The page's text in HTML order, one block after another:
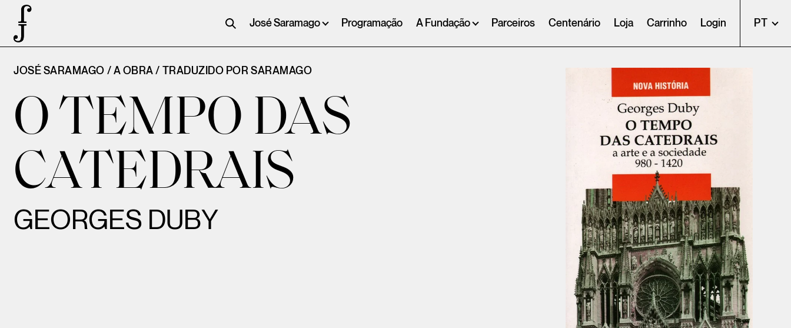
José Saramago Programação A Fundação Parceiros Centenário Loja Carrinho Login PT
JOSÉ SARAMAGO / A OBRA / TRADUZIDO POR SARAMAGO
O TEMPO DAS
CATEDRAIS
GEORGES DUBY